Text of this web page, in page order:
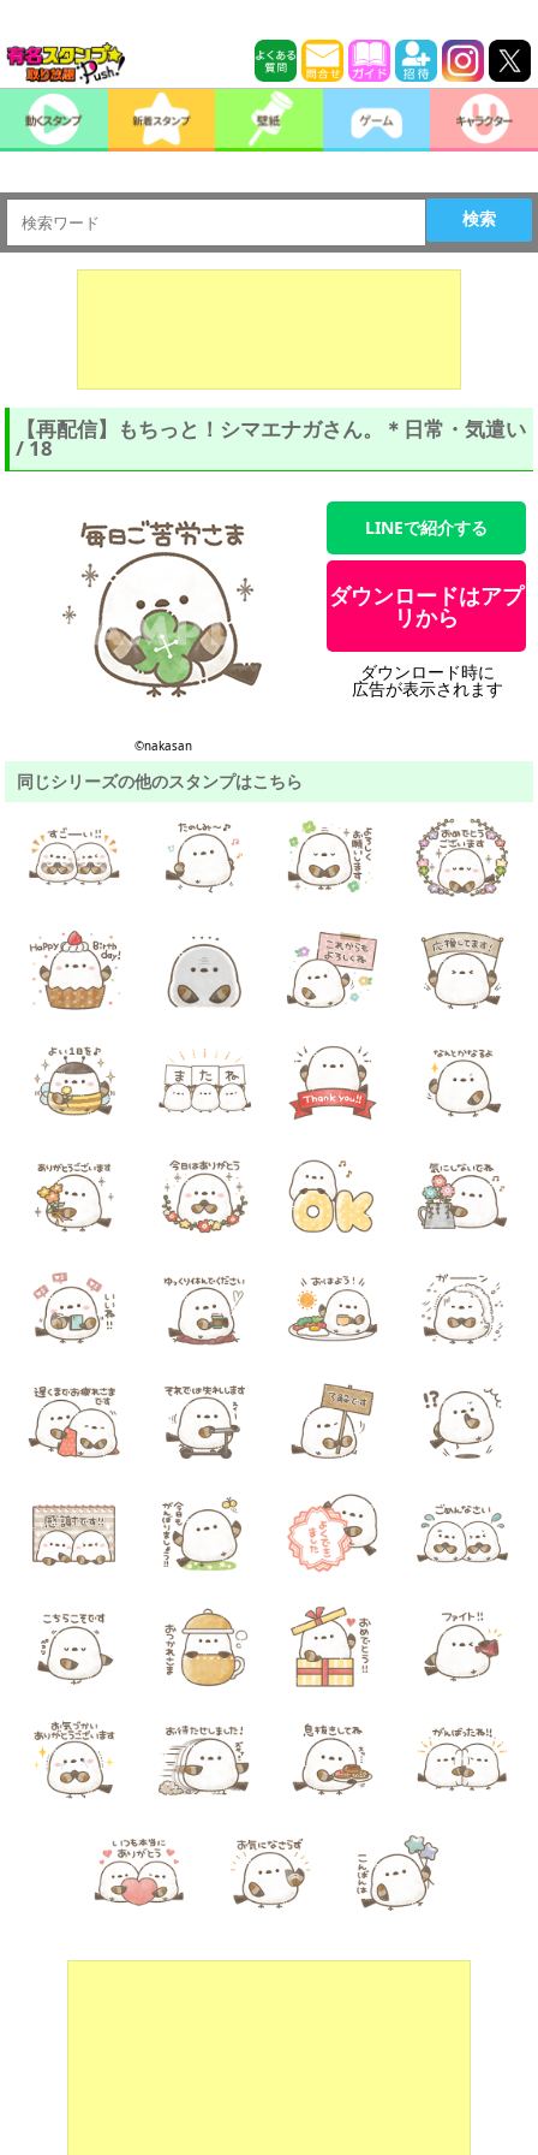
検索
【再配信】もちっと！シマエナガさん。＊日常・気遣い
/ 18
©︎nakasan
LINEで紹介する
ダウンロードはアプ
リから
ダウンロード時に
広告が表示されます
同じシリーズの他のスタンプはこちら